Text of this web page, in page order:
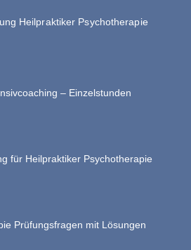
Heilpraktiker Psychotherapie
– Einzelstunden
für Heilpraktiker Psychotherapie
Prüfungsfragen mit Lösungen